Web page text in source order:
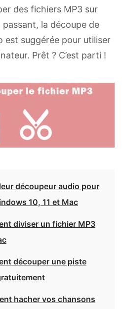
des fichiers MP3 sur
la découpe de
est suggérée pour utiliser
Prêt ? C’est parti !
découpeur audio pour
10, 11 et Mac
diviser un fichier MP3
découper une piste
hacher vos chansons